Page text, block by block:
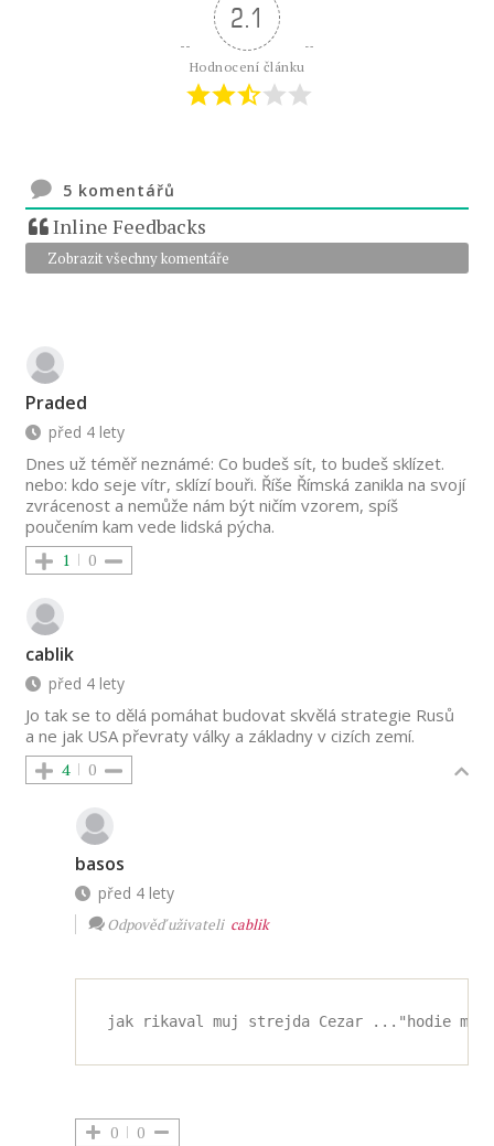
2.1
Hodnocení článku
5 komentářů
Inline Feedbacks
Zobrazit všechny komentáře
Praded
před 4 lety
Dnes už téměř neznámé: Co budeš sít, to budeš sklízet.
nebo: kdo seje vítr, sklízí bouři. Říše Římská zanikla na svojí
zvrácenost a nemůže nám být ničím vzorem, spíš
poučením kam vede lidská pýcha.
1 0
cablik
před 4 lety
Jo tak se to dělá pomáhat budovat skvělá strategie Rusů
a ne jak USA převraty války a základny v cizích zemí.
4 0
basos
před 4 lety
Odpověď uživateli cablik
0 0